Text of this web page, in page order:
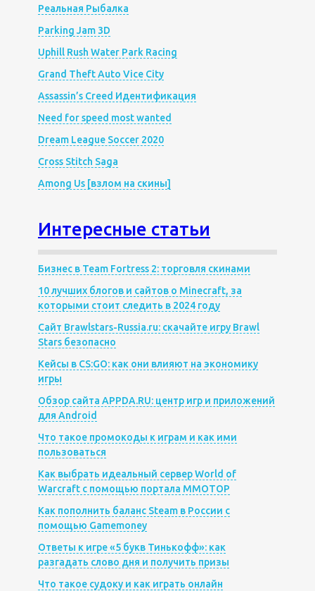
Реальная Рыбалка
Parking Jam 3D
Uphill Rush Water Park Racing
Grand Theft Auto Vice City
Assassin’s Creed Идентификация
Need for speed most wanted
Dream League Soccer 2020
Cross Stitch Saga
Among Us [взлом на скины]
Интересные статьи
Бизнес в Team Fortress 2: торговля скинами
10 лучших блогов и сайтов о Minecraft, за
которыми стоит следить в 2024 году
Сайт Brawlstars-Russia.ru: скачайте игру Brawl
Stars безопасно
Кейсы в CS:GO: как они влияют на экономику
игры
Обзор сайта APPDA.RU: центр игр и приложений
для Android
Что такое промокоды к играм и как ими
пользоваться
Как выбрать идеальный сервер World of
Warcraft с помощью портала MMOTOP
Как пополнить баланс Steam в России с
помощью Gamemoney
Ответы к игре «5 букв Тинькофф»: как
разгадать слово дня и получить призы
Что такое судоку и как играть онлайн